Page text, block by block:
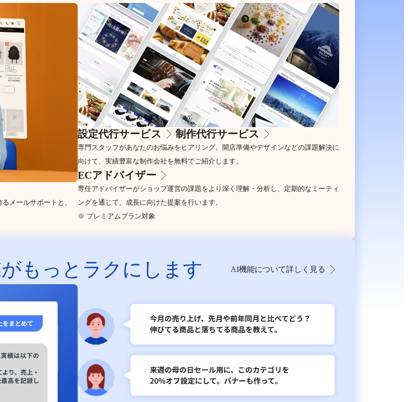
メールサポートと、
設定代行サービス 制作代行サービス
専門スタッフがあなたのお悩みをヒアリング。開店準備やデザインなどの課題解決に
向けて、実績豊富な制作会社を無料でご紹介します。
ECアドバイザー
専任アドバイザーがショップ運営の課題をより深く理解・分析し、定期的なミーティ
ングを通じて、成長に向けた提案を行います。
※ プレミアムプラン対象
もっとラクにします AI機能について詳しく見る